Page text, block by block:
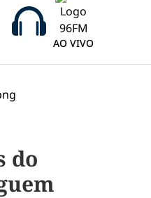
AO VIVO
do